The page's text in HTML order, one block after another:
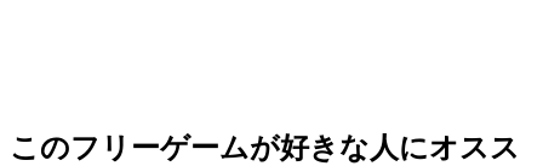
このフリーゲームが好きな人にオスス